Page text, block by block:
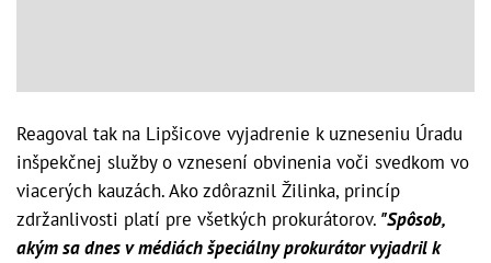
Reagoval tak na Lipšicove vyjadrenie k uzneseniu Úradu
inšpekčnej služby o vznesení obvinenia voči svedkom vo
viacerých kauzách. Ako zdôraznil Žilinka, princíp
zdržanlivosti platí pre všetkých prokurátorov. "Spôsob,
akým sa dnes v médiách špeciálny prokurátor vyjadril k